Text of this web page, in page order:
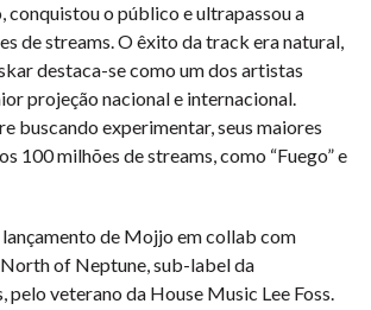
conquistou o público e ultrapassou a
de streams. O êxito da track era natural,
destaca-se como um dos artistas
projeção nacional e internacional.
buscando experimentar, seus maiores
100 milhões de streams, como “Fuego” e
lançamento de Mojjo em collab com
North of Neptune, sub-label da
pelo veterano da House Music Lee Foss.